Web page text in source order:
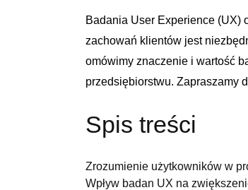
Badania ‌User Experience (UX)
zachowań klientów jest
omówimy znaczenie i wartość
przedsiębiorstwu. Zapraszamy
Spis ‍treści
Zrozumienie użytkowników‍ w
Wpływ badan UX na